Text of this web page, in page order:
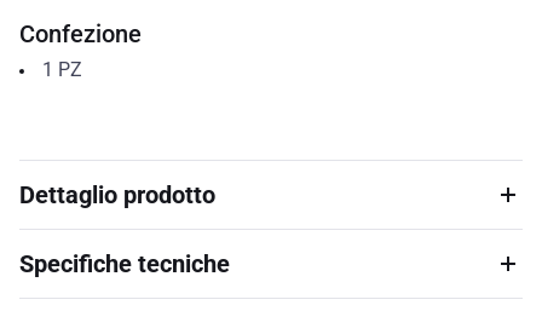
Confezione
1 PZ
Dettaglio prodotto
Specifiche tecniche